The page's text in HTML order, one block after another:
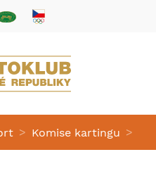
> Komise kartingu >